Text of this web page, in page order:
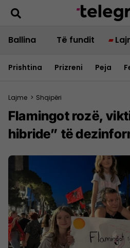
Ballina Të fundit
Prishtina Prizreni Peja
Lajme > Shqipëri
Flamingot rozë,
hibride” të